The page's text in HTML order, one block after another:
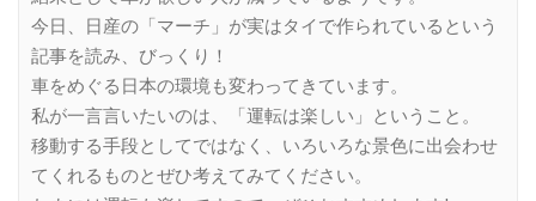
今日、日産の「マーチ」が実はタイで作られているという
記事を読み、びっくり！
車をめぐる日本の環境も変わってきています。
私が一言言いたいのは、「運転は楽しい」ということ。
移動する手段としてではなく、いろいろな景色に出会わせ
てくれるものとぜひ考えてみてください。